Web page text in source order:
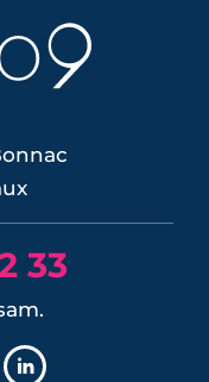
d'horizon de
de vie et de
qui
33